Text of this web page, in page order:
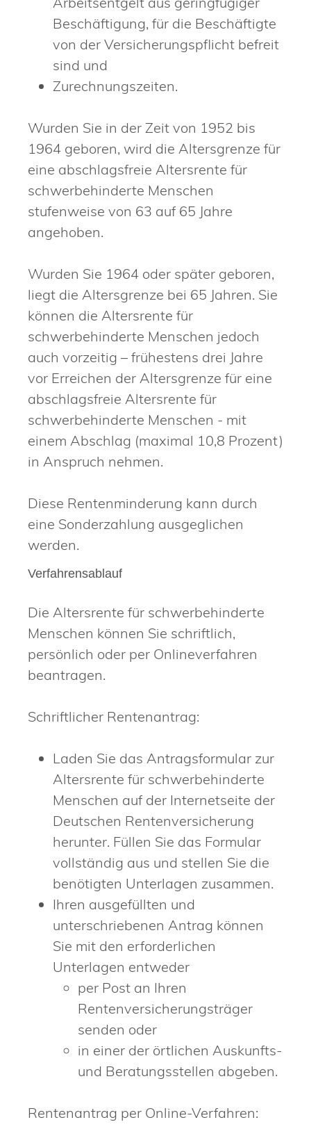
Beschäftigung, für die Beschäftigte
von der Versicherungspflicht befreit
sind und
Zurechnungszeiten.
Wurden Sie in der Zeit von 1952 bis
1964 geboren, wird die Altersgrenze für
eine abschlagsfreie Altersrente für
schwerbehinderte Menschen
stufenweise von 63 auf 65 Jahre
angehoben.
Wurden Sie 1964 oder später geboren,
liegt die Altersgrenze bei 65 Jahren. Sie
können die Altersrente für
schwerbehinderte Menschen jedoch
auch vorzeitig – frühestens drei Jahre
vor Erreichen der Altersgrenze für eine
abschlagsfreie Altersrente für
schwerbehinderte Menschen - mit
einem Abschlag (maximal 10,8 Prozent)
in Anspruch nehmen.
Diese Rentenminderung kann durch
eine Sonderzahlung ausgeglichen
werden.
Verfahrensablauf
Die Altersrente für schwerbehinderte
Menschen können Sie schriftlich,
persönlich oder per Onlineverfahren
beantragen.
Schriftlicher Rentenantrag:
Laden Sie das Antragsformular zur
Altersrente für schwerbehinderte
Menschen auf der Internetseite der
Deutschen Rentenversicherung
herunter. Füllen Sie das Formular
vollständig aus und stellen Sie die
benötigten Unterlagen zusammen.
Ihren ausgefüllten und
unterschriebenen Antrag können
Sie mit den erforderlichen
Unterlagen entweder
per Post an Ihren
Rentenversicherungsträger
senden oder
in einer der örtlichen Auskunfts-
und Beratungsstellen abgeben.
Rentenantrag per Online-Verfahren: